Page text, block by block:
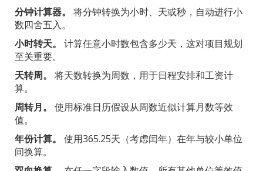
分钟计算器。
将分钟转换为小时、天或秒，自动进行小
数四舍五入。
小时转天。
计算任意小时数包含多少天，这对项目规划
至关重要。
天转周。
将天数转换为周数，用于日程安排和工资计
算。
周转月。
使用标准日历假设从周数近似计算月数等效
值。
年份计算。
使用365.25天（考虑闰年）在年与较小单位
间换算。